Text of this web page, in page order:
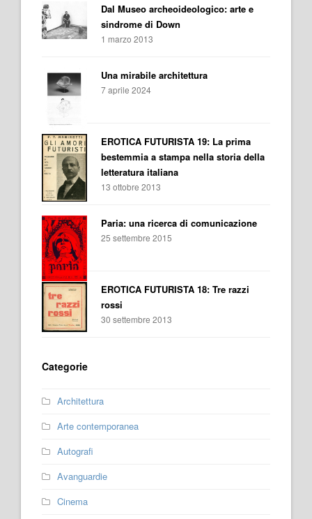
Dal Museo archeoideologico: arte e
sindrome di Down
1 marzo 2013
Una mirabile architettura
7 aprile 2024
EROTICA FUTURISTA 19: La prima
bestemmia a stampa nella storia della
letteratura italiana
13 ottobre 2013
Paria: una ricerca di comunicazione
25 settembre 2015
EROTICA FUTURISTA 18: Tre razzi
rossi
30 settembre 2013
Categorie
Architettura
Arte contemporanea
Autografi
Avanguardie
Cinema